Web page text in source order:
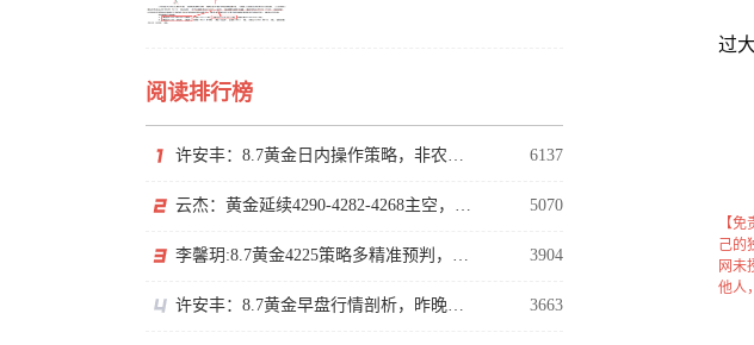
阅读排行榜
许安丰：8.7黄金日内操作策略，非农来袭勿追涨杀跌！ 6137
云杰：黄金延续4290-4282-4268主空，等非农下探回升 5070
李馨玥:8.7黄金4225策略多精准预判，日内低多等非农！ 3904
许安丰：8.7黄金早盘行情剖析，昨晚布局完美大捷！ 3663
过
【
己的
网未
他人